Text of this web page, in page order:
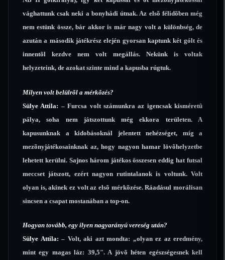
vághattunk csak neki a bonyhádi útnak. Az elsõ félidõben még
nem estünk össze, bár akkor is már nagy volt a különbség, de
azután a második játékrész elején gyorsan kaptunk két gólt és
innentõl kezdve nem volt megállás. Nekünk is voltak
helyzeteink, de azokat szinte mind a kapusba rúgtuk.
Milyen volt belülrõl a mérkõzés?
Sülye Attila: – Furcsa volt számunkra az igencsak kisméretû
pálya, soha nem játszottunk még ekkora területen. A
kapusunknak a kidobásoknál jelentett nehézséget, míg a
mezõnyjátékosainknak az, hogy nagyon hamar lövõhelyzetbe
lehetett kerülni. Sajnos három játékos összesen eddig hat futsal
meccset játszott, ezért nagyon rutintalanok is voltunk. Volt
olyan is, akinek ez volt az elsõ mérkõzése. Ráadásul morálisan
sincsen a csapat mostanában a top-on.
Hogyan tovább, egy ilyen nagyarányú vereség után?
Sülye Attila: – Volt, aki azt mondta: „olyan ez az eredmény,
mint egy magas láz: 39,5″. A jövõ héten egészségesnek kell